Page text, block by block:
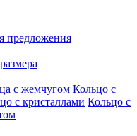
предложения
с жемчугом Кольцо с
с кристаллами Кольцо с